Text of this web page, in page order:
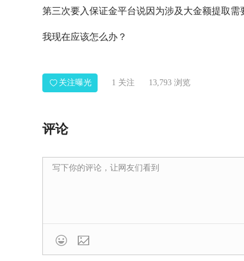
第三次要入保证金平台说因为涉及大金额提取需
我现在应该怎么办？
关注曝光 1 关注 13,793 浏览
评论
